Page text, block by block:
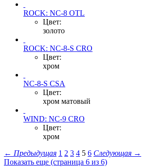
ROCK: NC-8 OTL
Цвет:
золото
ROCK: NC-8-S CRO
Цвет:
хром
NC-8-S CSA
Цвет:
хром матовый
WIND: NC-9 CRO
Цвет:
хром
← Предыдущая 1 2 3 4 5 6 Следующая →
Показать еще (страница 6 из 6)